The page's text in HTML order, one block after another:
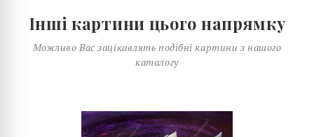
Інші картини цього напрямку
Можливо Вас зацікавлять подібні картини з нашого
каталогу